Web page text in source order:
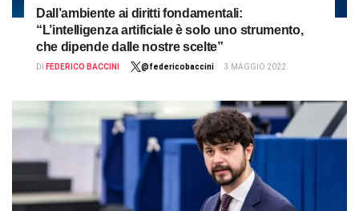
Dall’ambiente ai diritti fondamentali:
“L’intelligenza artificiale è solo uno strumento,
che dipende dalle nostre scelte”
DI FEDERICO BACCINI @federicobaccini 3 MAGGIO 2022